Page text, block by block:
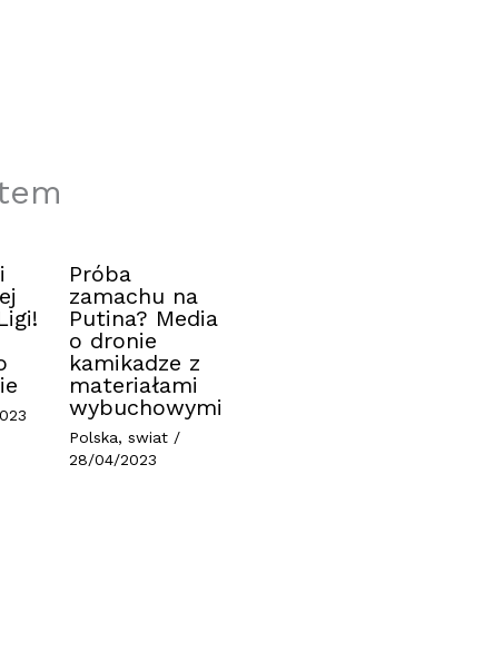
Próba
zamachu na
Putina? Media
o dronie
kamikadze z
materiałami
wybuchowymi
Polska, swiat/
28/04/2023